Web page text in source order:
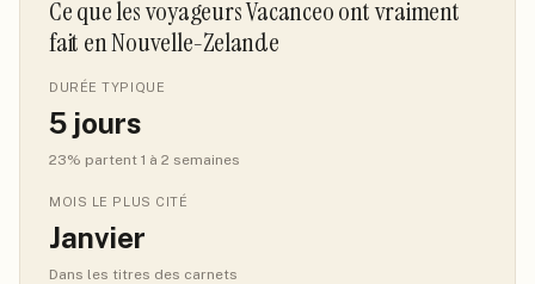
Ce que les voyageurs Vacanceo ont vraiment
fait en Nouvelle-Zelande
DURÉE TYPIQUE
5 jours
23% partent 1 à 2 semaines
MOIS LE PLUS CITÉ
Janvier
Dans les titres des carnets